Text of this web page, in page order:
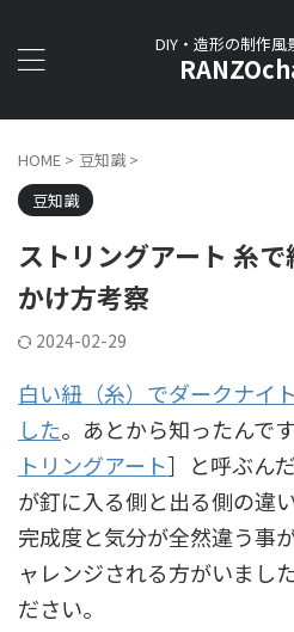
DIY・造形の制作風
HOME > 豆知識 >
豆知識
ストリングアート 糸
かけ方考察
2024-02-29
白い紐（糸）でダークナイ
した。あとから知ったんで
トリングアート］と呼ぶん
が釘に入る側と出る側の違
完成度と気分が全然違う事
ャレンジされる方がいまし
ださい。